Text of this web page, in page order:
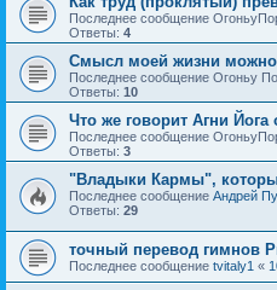
Последнее сообщение
Ответы: 4
Смысл моей жизни
Последнее сообщение Огоньу
Ответы: 10
Что же говорит Агни Йога
Последнее сообщение
Ответы: 3
"Владыки Кармы",
Последнее сообщение Андрей
Ответы: 29
точный перевод гимнов
Последнее сообщение tvitaly1 «